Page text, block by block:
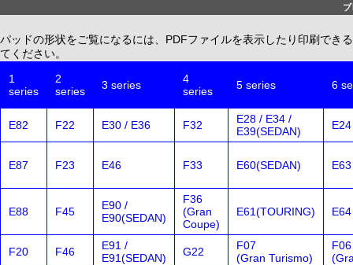
パッドの形状をご覧になるには、PDFファイルを表示したり印刷でき
てください。
1
series
2
series
3 series
4
series
5 series 6
E82 F22 E30 / E36 F32
E28 / E34 /
E39(SEDAN)
E24
E87 F23 E46 F33 E60(SEDAN) E63
E88 F45
E90 /
E90(SEDAN)
F36
(Gran
Coupe)
E61(TOURING) E64
F20 F46
E91 /
E91(SEDAN)
G22
F07
(Gran Turismo)
F06